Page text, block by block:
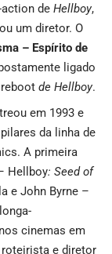
de Hellboy,
um diretor. O
– Espírito de
ligado
de Hellboy.
em 1993 e
da linha de
A primeira
Hellboy: Seed of
e John Byrne –
cinemas em
roteirista e diretor